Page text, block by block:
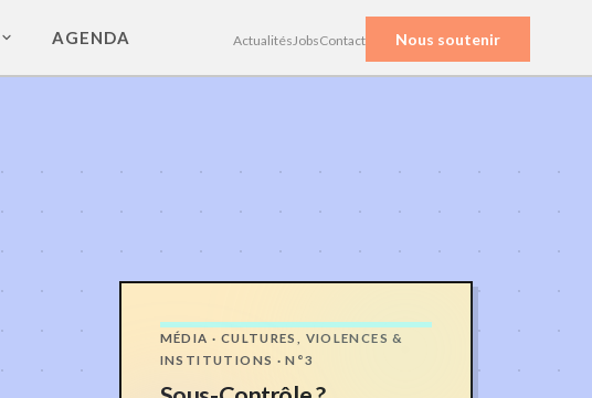
AGENDA Actualités JobsContact Nous soutenir
MÉDIA · CULTURES, VIOLENCES &
INSTITUTIONS · N°3